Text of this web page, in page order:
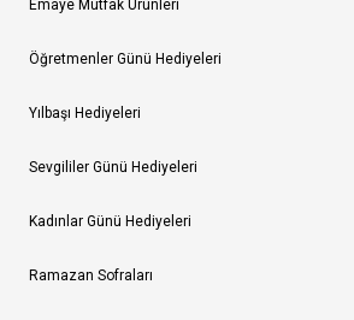
Emaye Mutfak Ürünleri
Öğretmenler Günü Hediyeleri
Yılbaşı Hediyeleri
Sevgililer Günü Hediyeleri
Kadınlar Günü Hediyeleri
Ramazan Sofraları